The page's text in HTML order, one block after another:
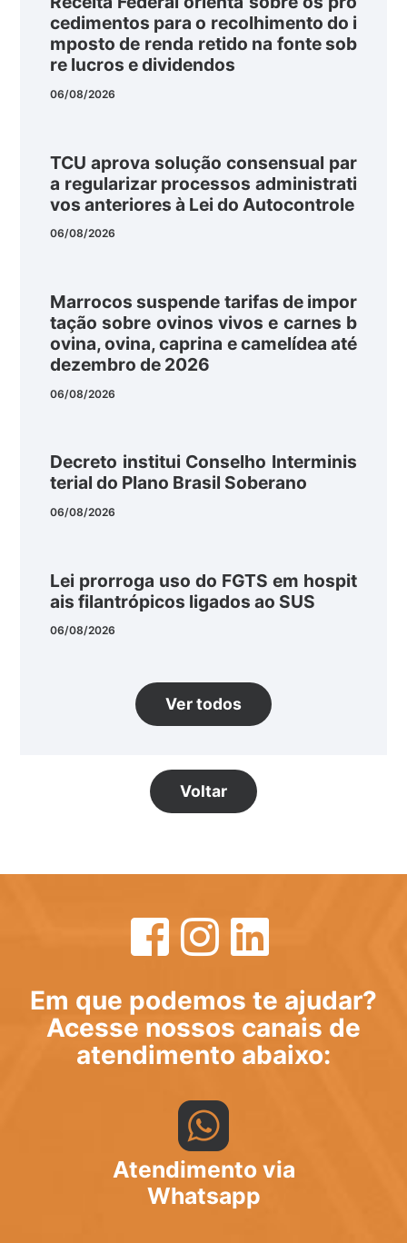
cedimentos para o recolhimento do i
mposto de renda retido na fonte sob
re lucros e dividendos
06/08/2026
TCU aprova solução consensual par
a regularizar processos administrati
vos anteriores à Lei do Autocontrole
06/08/2026
Marrocos suspende tarifas de impor
tação sobre ovinos vivos e carnes b
ovina, ovina, caprina e camelídea até
dezembro de 2026
06/08/2026
Decreto institui Conselho Interminis
terial do Plano Brasil Soberano
06/08/2026
Lei prorroga uso do FGTS em hospit
ais filantrópicos ligados ao SUS
06/08/2026
Ver todos
Voltar
Em que podemos te ajudar?
Acesse nossos canais de
atendimento abaixo:
Atendimento via
Whatsapp